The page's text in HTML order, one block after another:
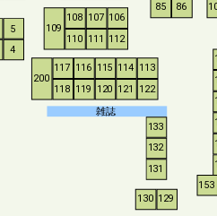
雑誌
4
5
85
86
106
107
108
109
110 111 112
113
114
115
116
117
118 119 120 121 122
129
130
131
132
133
153
200